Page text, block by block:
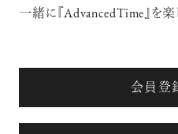
出す“振
一緒に『AdvancedTime』を楽
会員登